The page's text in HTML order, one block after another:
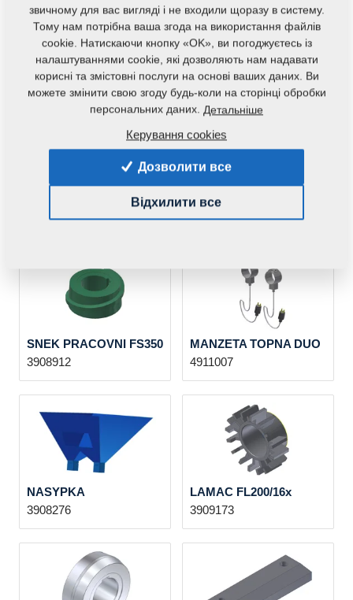
VLOZKA FS350
3908172
LAMELA FL200
2900133
SNEK PRACOVNI FS350
3908912
MANZETA TOPNA DUO
4911007
NASYPKA
3908276
LAMAC FL200/16x
3909173
звичному для вас вигляді і не входили щоразу в систему.
Тому нам потрібна ваша згода на використання файлів
cookie. Натискаючи кнопку «OK», ви погоджуєтесь із
налаштуваннями cookie, які дозволяють нам надавати
корисні та змістовні послуги на основі ваших даних. Ви
можете змінити свою згоду будь-коли на сторінці обробки
персональних даних. Детальніше
Керування cookies
Дозволити все
Відхилити все